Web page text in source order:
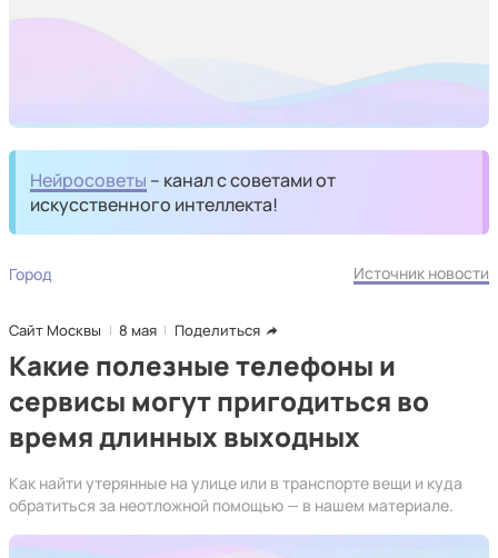
Нейросоветы – канал с советами от
искусственного интеллекта!
Город Источник новости
Сайт Москвы 8 мая Поделиться
Какие полезные телефоны и
сервисы могут пригодиться во
время длинных выходных
Как найти утерянные на улице или в транспорте вещи и куда
обратиться за неотложной помощью — в нашем материале.